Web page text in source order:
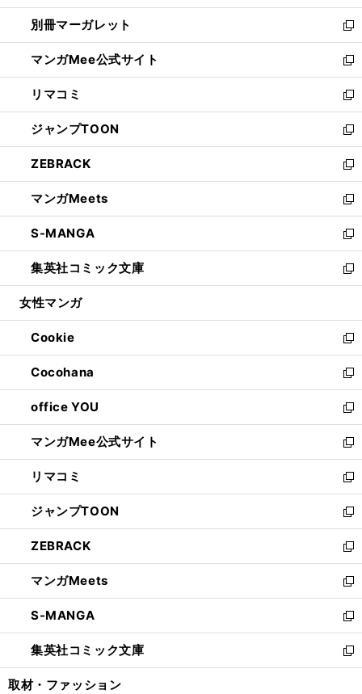
開
く
ウ
で
開
く
ウ
ィ
ン
ド
ウ
で
開
く
し
い
ウ
ィ
ン
ド
ウ
で
開
く
別冊マーガレット
新
し
い
ウ
ィ
ン
ド
ウ
で
開
く
マンガMee公式サイト
新
し
い
ウ
ィ
ン
ド
ウ
で
開
く
リマコミ
新
し
い
ウ
ィ
ン
ド
ウ
で
開
く
ジャンプTOON
新
し
い
ウ
ィ
ン
ド
ウ
で
開
ZEBRACK
新
し
い
ウ
ィ
ン
ド
ウ
開
く
マンガMeets
新
し
い
ウ
ィ
ン
ウ
で
開
く
S-MANGA
新
し
い
ウ
ン
ド
ウ
で
開
く
集英社コミック文庫
新
し
ウ
ィ
ン
ド
ウ
で
開
く
女性マンガ
Cookie
新
し
い
ウ
ィ
ン
ド
ウ
で
開
く
Cocohana
新
し
い
ウ
ィ
ン
ド
ウ
で
開
く
office YOU
新
し
い
ウ
ィ
ン
ド
ウ
で
開
く
マンガMee公式サイト
新
し
い
ウ
ィ
ン
ド
ウ
で
開
く
リマコミ
新
し
い
ウ
ィ
ン
ド
ウ
で
開
く
ジャンプTOON
新
し
い
ウ
ィ
ン
ド
ウ
で
開
ZEBRACK
新
し
い
ウ
ィ
ン
ド
ウ
マンガMeets
新
し
い
ウ
ィ
ン
S-MANGA
新
し
い
ウ
集英社コミック文庫
新
し
取材・ファッション